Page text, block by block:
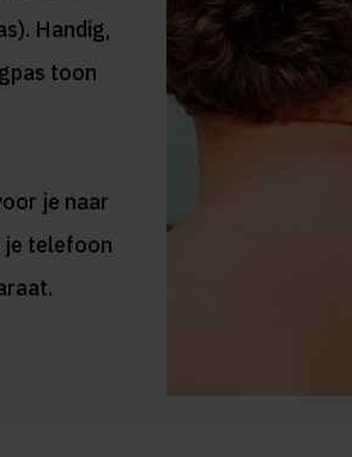
Handig,
toon
je naar
je telefoon